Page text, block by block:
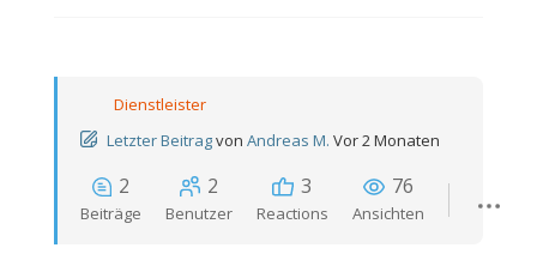
Dienstleister
Letzter Beitragvon Andreas M. Vor 2 Monaten
2
Beiträge
2
Benutzer
3
Reactions
76
Ansichten